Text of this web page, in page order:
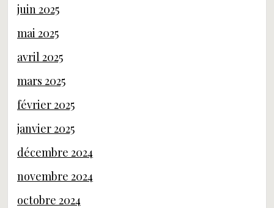
juin 2025
mai 2025
avril 2025
mars 2025
février 2025
janvier 2025
décembre 2024
novembre 2024
octobre 2024